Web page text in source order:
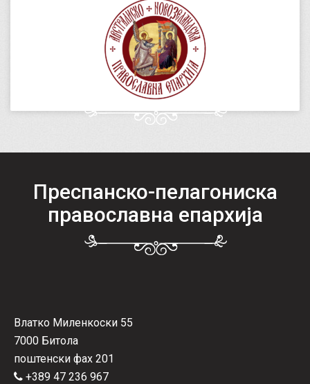
Преспанско-пелагониска
православна епархија
Влатко Миленкоски 55
7000 Битола
поштенски фах 201
+389 47 236 967